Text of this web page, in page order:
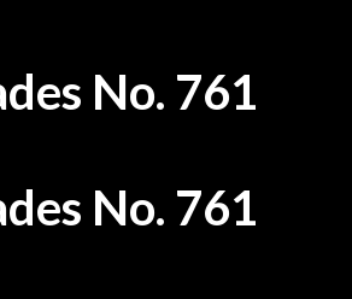
No. 761
No. 761